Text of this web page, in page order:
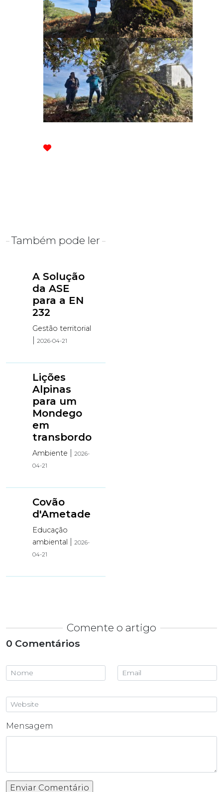
Também pode ler
A Solução
da ASE
para a EN
232
Gestão territorial
|2026-04-21
Lições
Alpinas
para um
Mondego
em
transbordo
Ambiente |2026-
04-21
Covão
d'Ametade
Educação
ambiental
|2026-
04-21
Comente o artigo
0 Comentários
Mensagem